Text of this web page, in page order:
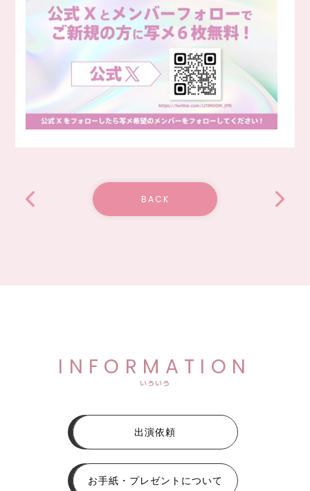
BACK
INFORMATION
いろいろ
出演依頼
お手紙・プレゼントについて